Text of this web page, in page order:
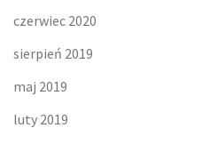
czerwiec 2020
sierpień 2019
maj 2019
luty 2019